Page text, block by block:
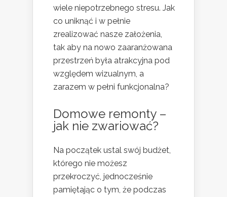
wiele niepotrzebnego stresu. Jak
co uniknąć i w pełnie
zrealizować nasze założenia,
tak aby na nowo zaaranżowana
przestrzeń była atrakcyjna pod
względem wizualnym, a
zarazem w pełni funkcjonalna?
Domowe remonty –
jak nie zwariować?
Na początek ustal swój budżet,
którego nie możesz
przekroczyć, jednocześnie
pamiętając o tym, że podczas